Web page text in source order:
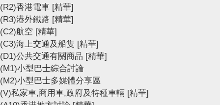
(R2)香港電車 [精華]
(R3)港外鐵路 [精華]
(C2)航空 [精華]
(C3)海上交通及船隻 [精華]
(D1)公共交通有關商品 [精華]
(M1)小型巴士綜合討論
(M2)小型巴士多媒體分享區
(V)私家車,商用車,政府及特種車輛 [精華]